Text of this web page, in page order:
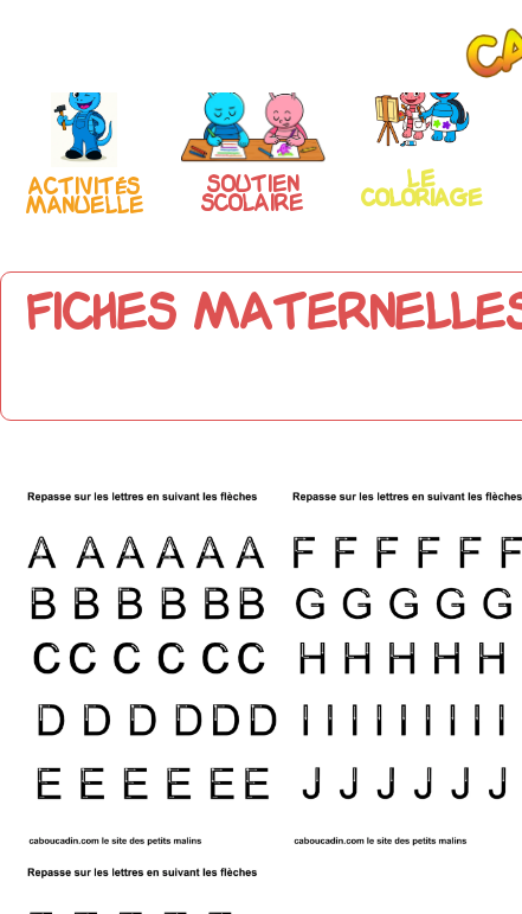
Activités
manuelle
Soutien
scolaire
Le
coloriage
Fiches